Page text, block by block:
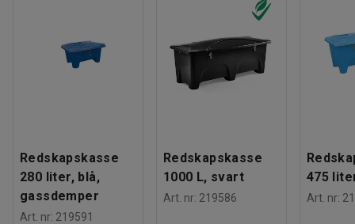
Redskapskasse
280 liter, blå,
gassdemper
Art. nr: 219591
Redskapskasse
1000 L, svart
Art. nr: 219586
475
Art. nr: